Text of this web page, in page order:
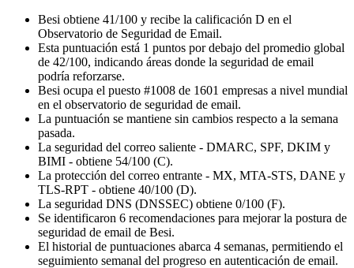
Besi obtiene 41/100 y recibe la calificación D en el
Observatorio de Seguridad de Email.
Esta puntuación está 1 puntos por debajo del promedio global
de 42/100, indicando áreas donde la seguridad de email
podría reforzarse.
Besi ocupa el puesto #1008 de 1601 empresas a nivel mundial
en el observatorio de seguridad de email.
La puntuación se mantiene sin cambios respecto a la semana
pasada.
La seguridad del correo saliente - DMARC, SPF, DKIM y
BIMI - obtiene 54/100 (C).
La protección del correo entrante - MX, MTA-STS, DANE y
TLS-RPT - obtiene 40/100 (D).
La seguridad DNS (DNSSEC) obtiene 0/100 (F).
Se identificaron 6 recomendaciones para mejorar la postura de
seguridad de email de Besi.
El historial de puntuaciones abarca 4 semanas, permitiendo el
seguimiento semanal del progreso en autenticación de email.